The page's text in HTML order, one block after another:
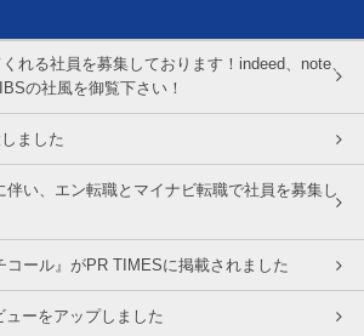
れる社員を募集しております！indeed、note、
の社風を御覧下さい！
ました
伴い、エン転職とマイナビ転職で社員を募集し
コール』がPR TIMESに掲載されました
ューをアップしました